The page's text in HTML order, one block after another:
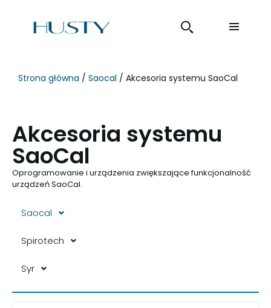
Strona główna / Saocal / Akcesoria systemu SaoCal
Akcesoria systemu
SaoCal
Oprogramowanie i urządzenia zwiększające funkcjonalność
urządzeń SaoCal.
Saocal
Spirotech
Syr